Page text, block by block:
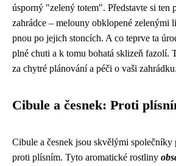
úsporný "zelený totem". Představte si ten
zahrádce – melouny obklopené zelenými
pnou po jejich stoncích. A co teprve ta
plné chuti a k tomu bohatá sklizeň fazolí.
za chytré plánování a péči o vaši zahrádku.
Cibule a česnek: Proti
Cibule a česnek jsou skvělými
proti plísním. Tyto aromatické rostliny